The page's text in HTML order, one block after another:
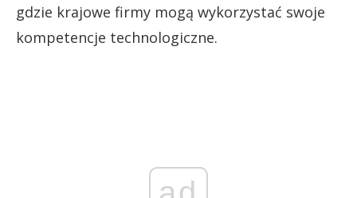
gdzie krajowe firmy mogą wykorzystać swoje
kompetencje technologiczne.